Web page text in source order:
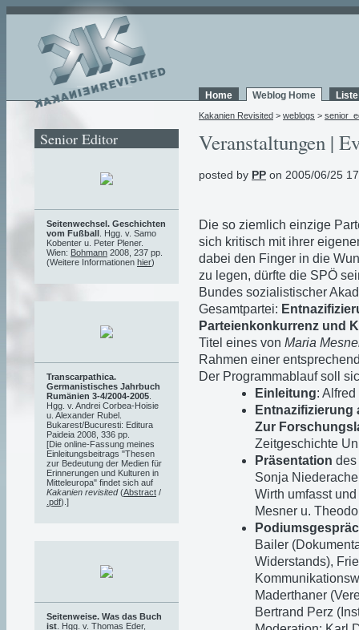
Home Weblog Home
Kakanien Revisited > weblogs >
Veranstaltungen |
posted by PP on 2005/06/25
Die so ziemlich einzige
sich kritisch mit ihrer
dabei den Finger in die
zu legen, dürfte die SPÖ
Bundes sozialistischer
Gesamtpartei:
Parteienkonkurrenz und
Titel eines von Maria
Rahmen einer
Der Programmablauf soll
Einleitung:
Entnazifizierung
Zur
Zeitgeschichte
Präsentation des
Sonja
Wirth umfasst
Mesner u.
Bailer
Widerstands),
Maderthaner
Bertrand Perz
Senior Editor
Seitenwechsel. Geschichten
vom Fußball . Hgg. v. Samo
Kobenter u. Peter Plener.
Wien: Bohmann 2008, 237 pp.
(Weitere Informationen hier)
Transcarpathica.
Germanistisches Jahrbuch
Rumänien 3-4/2004-2005
Hgg. v. Andrei Corbea-Hoisie
u. Alexander Rubel.
Bukarest/Bucuresti: Editura
Paideia 2008, 336 pp.
[Die online-Fassung meines
Einleitungsbeitrags "Thesen
zur Bedeutung der Medien für
Erinnerungen und Kulturen in
Mitteleuropa" findet sich auf
Kakanien revisited(Abstract /
.pdf).]
Seitenweise. Was das Buch
ist . Hgg. v. Thomas Eder,